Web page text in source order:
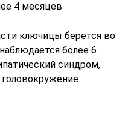
4 месяцев
ключицы берется во
более 6
синдром,